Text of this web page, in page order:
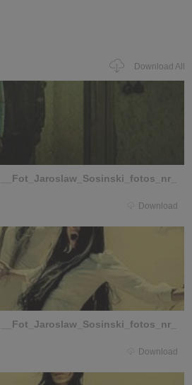
Download All
Download
Download